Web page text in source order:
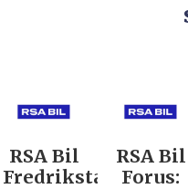
RSA Bil
Fredrikstad:
RSA Bil
Forus: